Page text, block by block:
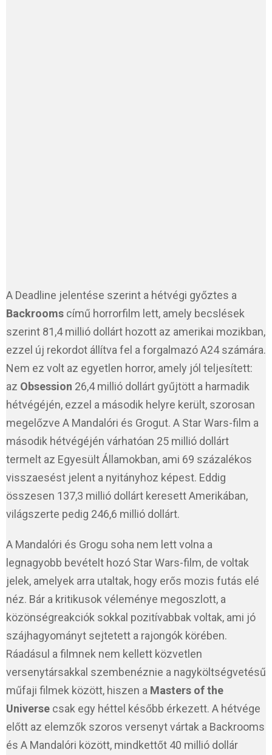
A Deadline jelentése szerint a hétvégi győztes a
Backrooms című horrorfilm lett, amely becslések
szerint 81,4 millió dollárt hozott az amerikai mozikban,
ezzel új rekordot állítva fel a forgalmazó A24 számára.
Nem ez volt az egyetlen horror, amely jól teljesített:
az Obsession 26,4 millió dollárt gyűjtött a harmadik
hétvégéjén, ezzel a második helyre került, szorosan
megelőzve A Mandalóri és Grogut. A Star Wars-film a
második hétvégéjén várhatóan 25 millió dollárt
termelt az Egyesült Államokban, ami 69 százalékos
visszaesést jelent a nyitányhoz képest. Eddig
összesen 137,3 millió dollárt keresett Amerikában,
világszerte pedig 246,6 millió dollárt.
A Mandalóri és Grogu soha nem lett volna a
legnagyobb bevételt hozó Star Wars-film, de voltak
jelek, amelyek arra utaltak, hogy erős mozis futás elé
néz. Bár a kritikusok véleménye megoszlott, a
közönségreakciók sokkal pozitívabbak voltak, ami jó
szájhagyományt sejtetett a rajongók körében.
Ráadásul a filmnek nem kellett közvetlen
versenytársakkal szembenéznie a nagyköltségvetésű
műfaji filmek között, hiszen a Masters of the
Universe csak egy héttel később érkezett. A hétvége
előtt az elemzők szoros versenyt vártak a Backrooms
és A Mandalóri között, mindkettőt 40 millió dollár